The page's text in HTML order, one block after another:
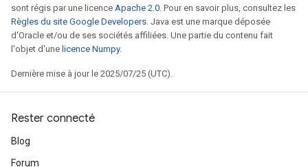
sont régis par une licence Apache 2.0. Pour en savoir plus, consultez les
Règles du site Google Developers. Java est une marque déposée
d'Oracle et/ou de ses sociétés affiliées. Une partie du contenu fait
l'objet d'une licence Numpy.
Dernière mise à jour le 2025/07/25 (UTC).
Rester connecté
Blog
Forum